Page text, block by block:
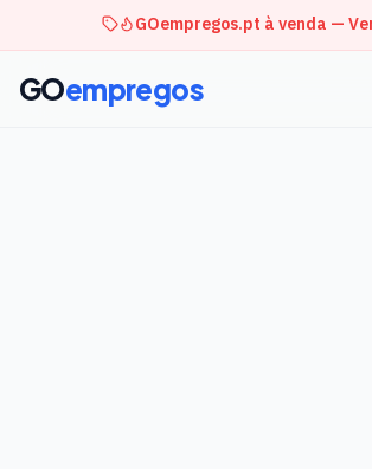
GOempregos.pt à venda —
GOempregos